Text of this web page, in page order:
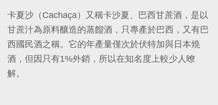
卡夏沙（Cachaça）又稱卡沙夏、巴西甘蔗酒，是以
甘蔗汁為原料釀造的蒸餾酒，只專產於巴西，又有巴
西國民酒之稱。它的年產量僅次於伏特加與日本燒
酒，但因只有1%外銷，所以在知名度上較少人暸
解。